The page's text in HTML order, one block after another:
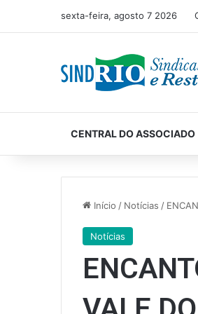
sexta-feira, agosto 7 2026
CENTRAL DO ASSOCIADO
Início / Notícias /
Notícias